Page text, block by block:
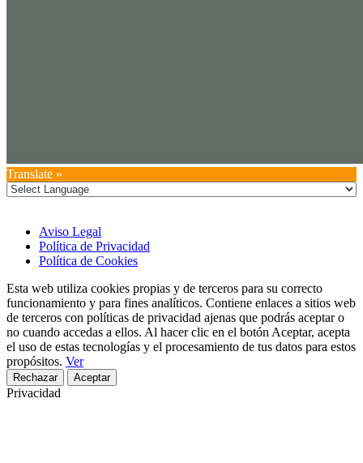
Translate »
Aviso Legal
Política de Privacidad
Política de Cookies
Esta web utiliza cookies propias y de terceros para su correcto
funcionamiento y para fines analíticos. Contiene enlaces a sitios web
de terceros con políticas de privacidad ajenas que podrás aceptar o
no cuando accedas a ellos. Al hacer clic en el botón Aceptar, acepta
el uso de estas tecnologías y el procesamiento de tus datos para estos
propósitos. Ver
Rechazar Aceptar
Privacidad